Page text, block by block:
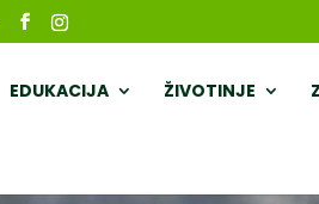
EDUKACIJA ŽIVOTINJE